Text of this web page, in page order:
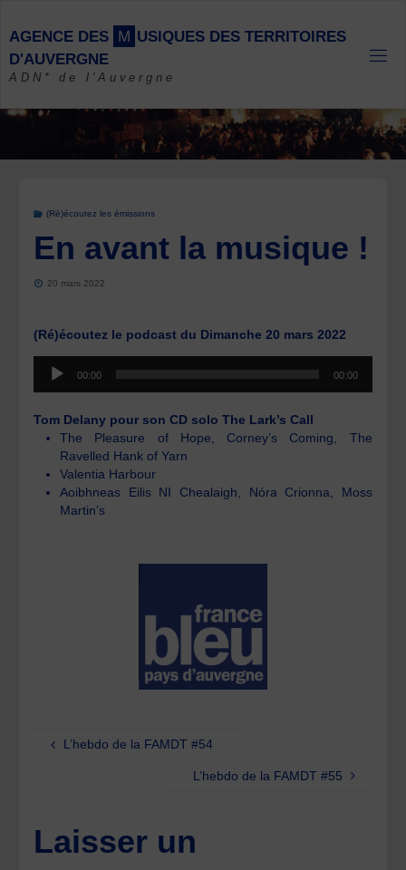
content
AGENCE DES M USIQUES DES TERRITOIRES
D'AUVERGNE
ADN* de l'Auvergne
(Ré)écoutez les émissions
En avant la musique !
20 mars 2022
(Ré)écoutez le podcast du Dimanche 20 mars 2022
Lecteur
audio
00:00 00:00
Tom Delany pour son CD solo The Lark’s Call
The Pleasure of Hope, Corney’s Coming, The
Ravelled Hank of Yarn
Valentia Harbour
Aoibhneas Eilis NI Chealaigh, Nóra Crionna, Moss
Martin’s
L’hebdo de la FAMDT #54
L’hebdo de la FAMDT #55
Laisser un